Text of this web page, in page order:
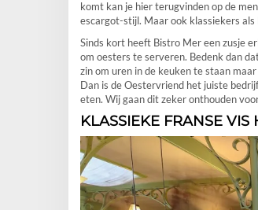
komt kan je hier terugvinden op de
escargot-stijl. Maar ook klassiekers
Sinds kort heeft Bistro Mer een zusje
om oesters te serveren. Bedenk dan
zin om uren in de keuken te staan
Dan is de Oestervriend het juiste
eten. Wij gaan dit zeker onthouden
KLASSIEKE FRANSE